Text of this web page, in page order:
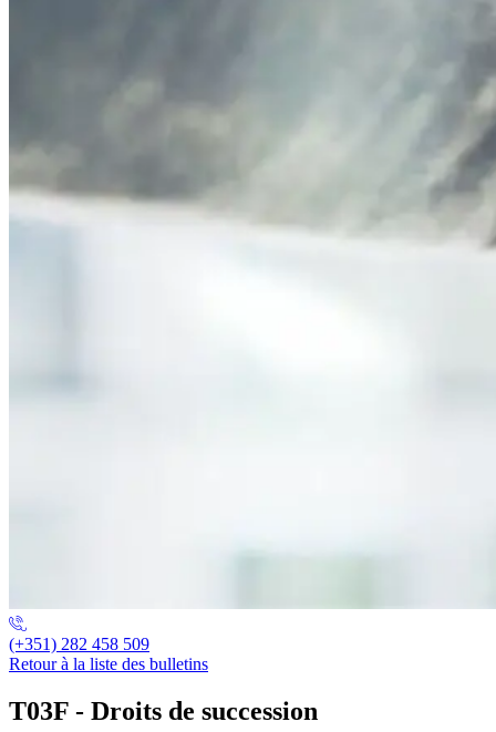
(+351) 282 458 509
Retour à la liste des bulletins
T03F - Droits de succession